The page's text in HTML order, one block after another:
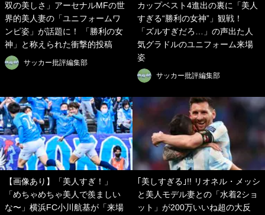
双の美しさ」アーセナルMFの世
界的美人妻の「ユニフォームワ
ンピ姿」が話題に！ 「勝利の女
神」と称えられた衝撃的投稿
サッカー批評編集部
カップベスト4進出の裏に「美人
すぎる“勝利の女神”」観戦！
「ズルすぎだろ…」の声出た人
気グラドルのユニフォーム来場
姿
サッカー批評編集部
【画像あり】「美人すぎ！」
「めちゃめちゃ美人で羨ましい
な〜」横浜FC小川航基が「来場
｢美しすぎる｣!! リオネル・メッシ
と美人モデル妻との「水着2ショ
ット」が200万いいね超の大反